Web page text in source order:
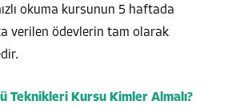
okuma kursunun 5 haftada
verilen ödevlerin tam olarak
Teknikleri Kursu Kimler Almalı?